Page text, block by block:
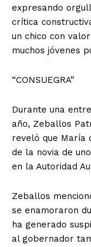
expresando
crítica
un chico con
muchos jóvenes
“CONSUEGRA”
Durante una
año, Zeballos
reveló que María
de la novia de
en la Autoridad
Zeballos
se enamoraron
ha generado
al gobernador